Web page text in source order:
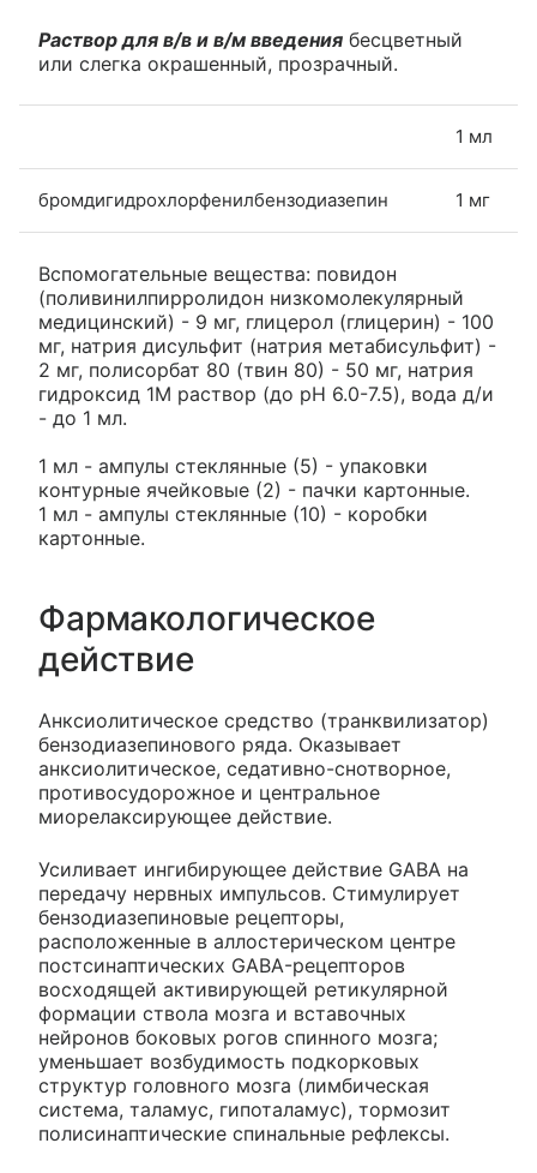
Раствор для в/в и в/м введения бесцветный
или слегка окрашенный, прозрачный.
1 мл
бромдигидрохлорфенилбензодиазепин 1 мг
Вспомогательные вещества: повидон
(поливинилпирролидон низкомолекулярный
медицинский) - 9 мг, глицерол (глицерин) - 100
мг, натрия дисульфит (натрия метабисульфит) -
2 мг, полисорбат 80 (твин 80) - 50 мг, натрия
гидроксид 1М раствор (до pH 6.0-7.5), вода д/и
- до 1 мл.
1 мл - ампулы стеклянные (5) - упаковки
контурные ячейковые (2) - пачки картонные.
1 мл - ампулы стеклянные (10) - коробки
картонные.
Фармакологическое
действие
Анксиолитическое средство (транквилизатор)
бензодиазепинового ряда. Оказывает
анксиолитическое, седативно-снотворное,
противосудорожное и центральное
миорелаксирующее действие.
Усиливает ингибирующее действие GABA на
передачу нервных импульсов. Стимулирует
бензодиазепиновые рецепторы,
расположенные в аллостерическом центре
постсинаптических GABA-рецепторов
восходящей активирующей ретикулярной
формации ствола мозга и вставочных
нейронов боковых рогов спинного мозга;
уменьшает возбудимость подкорковых
структур головного мозга (лимбическая
система, таламус, гипоталамус), тормозит
полисинаптические спинальные рефлексы.